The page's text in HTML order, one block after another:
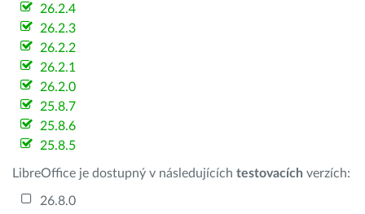
26.2.4
26.2.3
26.2.2
26.2.1
26.2.0
25.8.7
25.8.6
25.8.5
LibreOffice je dostupný v následujících testovacích verzích:
26.8.0